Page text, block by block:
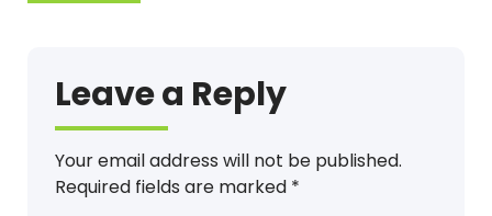
Leave a Reply
Your email address will not be published.
Required fields are marked *